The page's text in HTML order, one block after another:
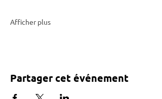
Afficher plus
Partager cet événement